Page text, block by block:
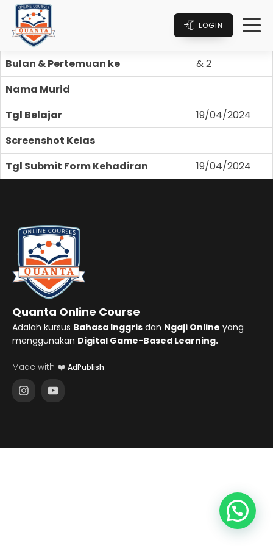
LOGIN
Bulan & Pertemuan ke
& 2
Nama Murid
Tgl Belajar
19/04/2024
Screenshot Kelas
Tgl Submit Form Kehadiran
19/04/2024
Quanta Online Course
Adalah kursus Bahasa Inggris dan Ngaji Online yang
menggunakan Digital Game-Based Learning.
Made with ❤️ AdPublish